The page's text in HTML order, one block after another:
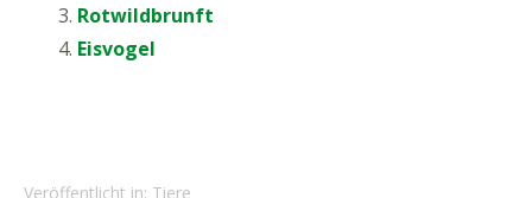
Rotwildbrunft
Eisvogel
Veröffentlicht in: Tiere